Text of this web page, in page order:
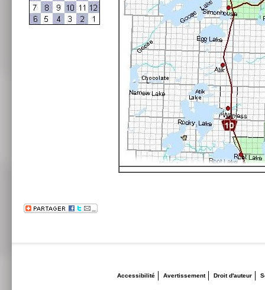
Accessibilité Avertissement Droit d'auteur